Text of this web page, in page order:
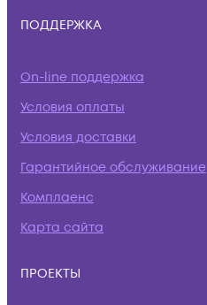
ПОДДЕРЖКА
On-line поддержка
Условия оплаты
Условия доставки
Гарантийное обслуживание
Комплаенс
Карта сайта
ПРОЕКТЫ